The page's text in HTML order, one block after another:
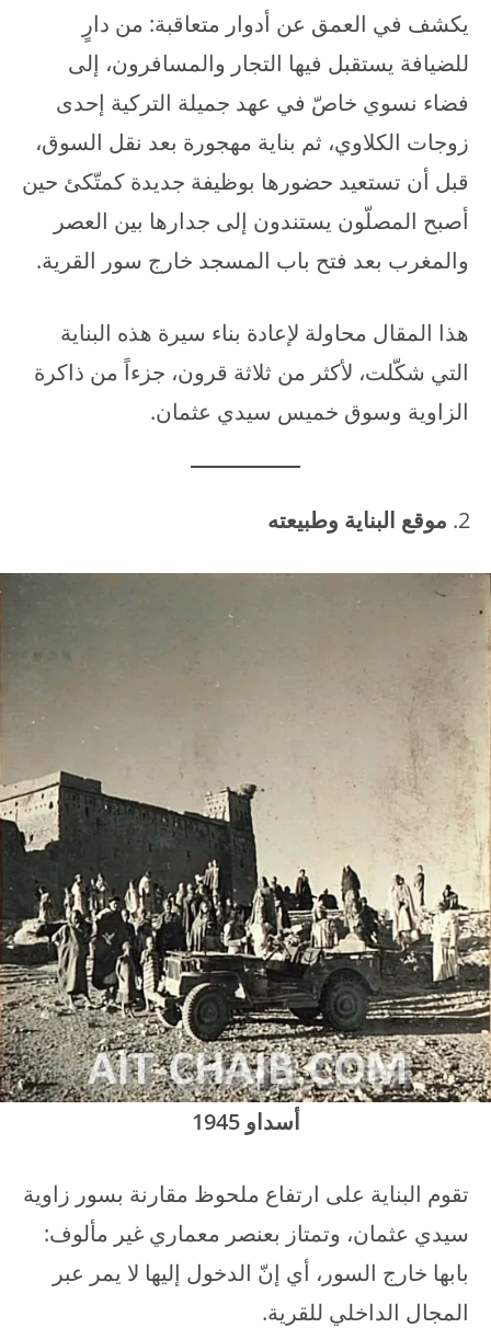
يكشف في العمق عن أدوار متعاقبة: من دارٍ
للضيافة يستقبل فيها التجار والمسافرون، إلى
فضاء نسوي خاصّ في عهد جميلة التركية إحدى
زوجات الكلاوي، ثم بناية مهجورة بعد نقل السوق،
قبل أن تستعيد حضورها بوظيفة جديدة كمتّكئ حين
أصبح المصلّون يستندون إلى جدارها بين العصر
والمغرب بعد فتح باب المسجد خارج سور القرية.
هذا المقال محاولة لإعادة بناء سيرة هذه البناية
التي شكّلت، لأكثر من ثلاثة قرون، جزءاً من ذاكرة
الزاوية وسوق خميس سيدي عثمان.
موقع البناية وطبيعته
أسداو 1945
تقوم البناية على ارتفاع ملحوظ مقارنة بسور زاوية
سيدي عثمان، وتمتاز بعنصر معماري غير مألوف:
بابها خارج السور، أي إنّ الدخول إليها لا يمر عبر
المجال الداخلي للقرية.